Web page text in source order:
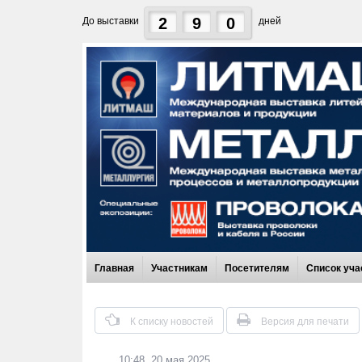
До выставки 2 9 0 дней
Главная Участникам Посетителям Список
К списку новостей Версия для печати